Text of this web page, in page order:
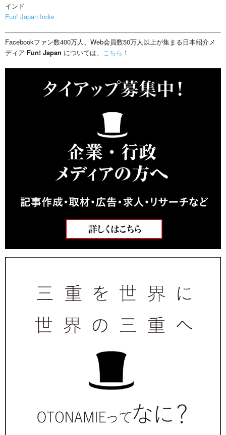
インド
Fun! Japan India
Facebookファン数400万人、Web会員数50万人以上が集まる日本紹介メ
ディア Fun! Japan については、 こちら ！